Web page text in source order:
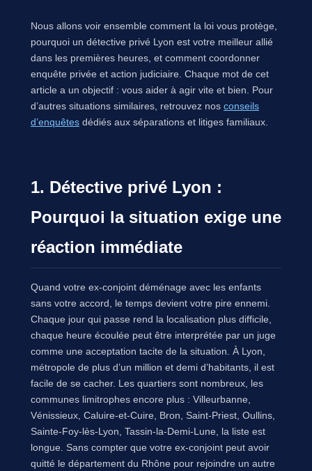
Nous allons voir ensemble comment la loi vous protège,
pourquoi un détective privé Lyon est votre meilleur allié
dans les premières heures, et comment coordonner
enquête privée et action judiciaire. Chaque mot de cet
article a un objectif : vous aider à agir vite et bien. Pour
d’autres situations similaires, retrouvez nos conseils
d’enquêtes dédiés aux séparations et litiges familiaux.
1. Détective privé Lyon :
Pourquoi la situation exige une
réaction immédiate
Quand votre ex-conjoint déménage avec les enfants
sans votre accord, le temps devient votre pire ennemi.
Chaque jour qui passe rend la localisation plus difficile,
chaque heure écoulée peut être interprétée par un juge
comme une acceptation tacite de la situation. À Lyon,
métropole de plus d’un million et demi d’habitants, il est
facile de se cacher. Les quartiers sont nombreux, les
communes limitrophes encore plus : Villeurbanne,
Vénissieux, Caluire-et-Cuire, Bron, Saint-Priest, Oullins,
Sainte-Foy-lès-Lyon, Tassin-la-Demi-Lune, la liste est
longue. Sans compter que votre ex-conjoint peut avoir
quitté le département du Rhône pour rejoindre un autre